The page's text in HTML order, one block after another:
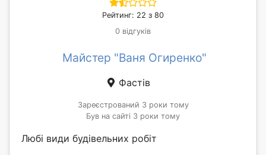
Рейтинг: 22 з 80
0 відгуків
Майстер "Ваня Огиренко"
Фастів
Зареєстрований 3 роки тому
Був на сайті 3 роки тому
Любі види будівельних робіт